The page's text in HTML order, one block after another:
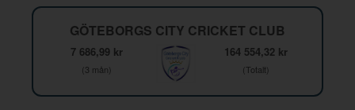
GÖTEBORGS CITY CRICKET CLUB
7 686,99 kr
(3 mån)
164 554,32 kr
(Totalt)